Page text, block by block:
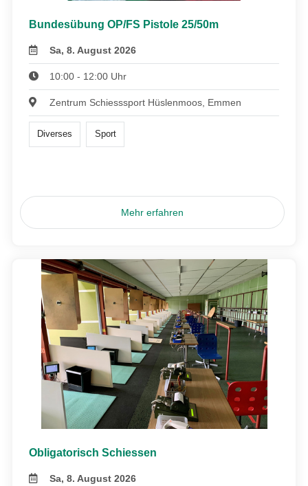
Bundesübung OP/FS Pistole 25/50m
Sa, 8. August 2026
10:00 - 12:00 Uhr
Zentrum Schiesssport Hüslenmoos, Emmen
Diverses Sport
Mehr erfahren
Obligatorisch Schiessen
Sa, 8. August 2026